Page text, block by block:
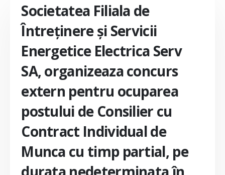
Societatea Filiala de
Întreţinere şi Servicii
Energetice Electrica Serv
SA, organizeaza concurs
extern pentru ocuparea
postului de Consilier cu
Contract Individual de
Munca cu timp partial, pe